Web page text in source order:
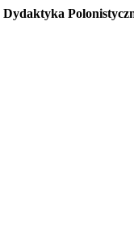
Dydaktyka